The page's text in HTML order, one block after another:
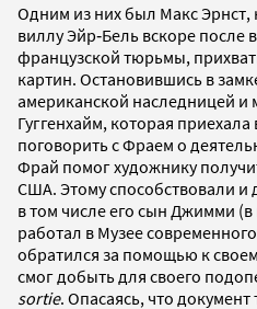
Одним из них был Макс Эрнст,
виллу Эйр‐Бель вскоре после
французской тюрьмы,
картин. Остановившись в
американской наследницей и
Гуггенхайм, которая
поговорить с Фраем о
Фрай помог художнику
США. Этому способствовали и
в том числе его сын Джимми
работал в Музее
обратился за помощью к
смог добыть для своего
sortie. Опасаясь, что документ